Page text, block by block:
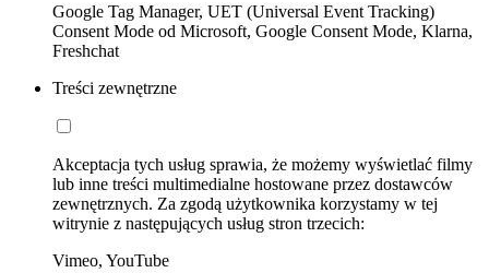
Google Tag Manager, UET (Universal Event Tracking)
Consent Mode od Microsoft, Google Consent Mode, Klarna,
Freshchat
Treści zewnętrzne
Akceptacja tych usług sprawia, że możemy wyświetlać filmy
lub inne treści multimedialne hostowane przez dostawców
zewnętrznych. Za zgodą użytkownika korzystamy w tej
witrynie z następujących usług stron trzecich:
Vimeo, YouTube